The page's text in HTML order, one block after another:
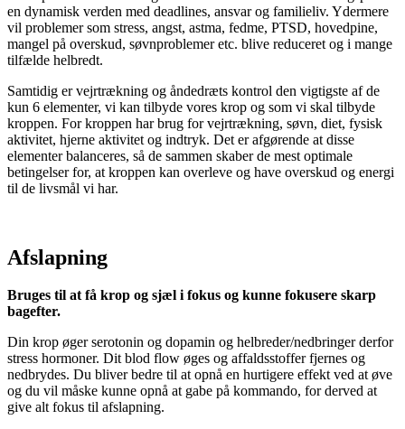
en dynamisk verden med deadlines, ansvar og familieliv. Ydermere
vil problemer som stress, angst, astma, fedme, PTSD, hovedpine,
mangel på overskud, søvnproblemer etc. blive reduceret og i mange
tilfælde helbredt.
Samtidig er vejrtrækning og åndedræts kontrol den vigtigste af de
kun 6 elementer, vi kan tilbyde vores krop og som vi skal tilbyde
kroppen. For kroppen har brug for vejrtrækning, søvn, diet, fysisk
aktivitet, hjerne aktivitet og indtryk. Det er afgørende at disse
elementer balanceres, så de sammen skaber de mest optimale
betingelser for, at kroppen kan overleve og have overskud og energi
til de livsmål vi har.
Afslapning
Bruges til at få krop og sjæl i fokus og kunne fokusere skarp
bagefter.
Din krop øger serotonin og dopamin og helbreder/nedbringer derfor
stress hormoner. Dit blod flow øges og affaldsstoffer fjernes og
nedbrydes. Du bliver bedre til at opnå en hurtigere effekt ved at øve
og du vil måske kunne opnå at gabe på kommando, for derved at
give alt fokus til afslapning.